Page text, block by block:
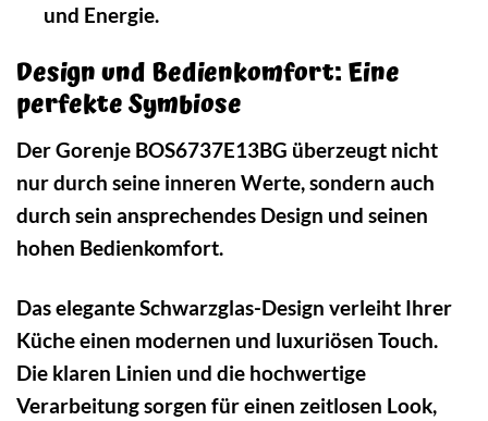
und Energie.
Design und Bedienkomfort: Eine
perfekte Symbiose
Der Gorenje BOS6737E13BG überzeugt nicht
nur durch seine inneren Werte, sondern auch
durch sein ansprechendes Design und seinen
hohen Bedienkomfort.
Das elegante Schwarzglas-Design verleiht Ihrer
Küche einen modernen und luxuriösen Touch.
Die klaren Linien und die hochwertige
Verarbeitung sorgen für einen zeitlosen Look,